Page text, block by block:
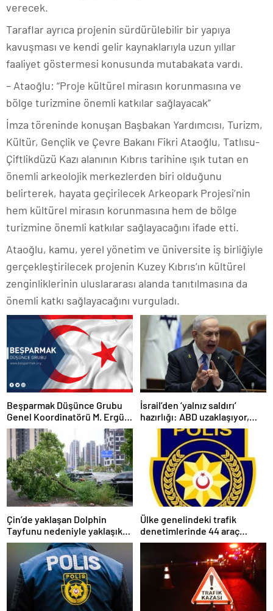
verecek.
Taraflar ayrıca projenin sürdürülebilir bir yapıya
kavuşması ve kendi gelir kaynaklarıyla uzun yıllar
faaliyet göstermesi konusunda mutabakata vardı.
– Ataoğlu: “Proje kültürel mirasın korunmasına ve
bölge turizmine önemli katkılar sağlayacak”
İmza töreninde konuşan Başbakan Yardımcısı, Turizm,
Kültür, Gençlik ve Çevre Bakanı Fikri Ataoğlu, Tatlısu-
Çiftlikdüzü Kazı alanının Kıbrıs tarihine ışık tutan en
önemli arkeolojik merkezlerden biri olduğunu
belirterek, hayata geçirilecek Arkeopark Projesi’nin
hem kültürel mirasın korunmasına hem de bölge
turizmine önemli katkılar sağlayacağını ifade etti.
Ataoğlu, kamu, yerel yönetim ve üniversite iş birliğiyle
gerçekleştirilecek projenin Kuzey Kıbrıs’ın kültürel
zenginliklerinin uluslararası alanda tanıtılmasına da
önemli katkı sağlayacağını vurguladı.
Beşparmak Düşünce Grubu
Genel Koordinatörü M. Ergün
Olgun
İsrail’den ‘yalnız saldırı’
hazırlığı: ABD uzaklaşıyor,
savaş çığırtkanı Netanyahu
kana doymuyor
Çin’de yaklaşan Dolphin
Tayfunu nedeniyle yaklaşık
390 bin kişi tahliye edildi
Ülke genelindeki trafik
denetimlerinde 44 araç
trafikten men edildi, 6 sürücü